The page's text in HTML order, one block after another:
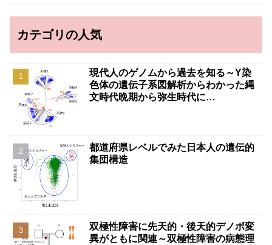
カテゴリの人気
現代人のゲノムから過去を知る～Y染
色体の遺伝子系図解析からわかった縄
文時代晩期から弥生時代に…
都道府県レベルでみた日本人の遺伝的
集団構造
双極性障害に先天的・後天的デノボ変
異がともに関連～双極性障害の病態理